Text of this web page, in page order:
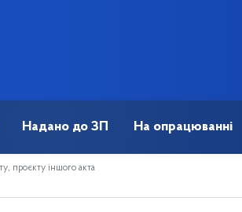
Надано до ЗП На опрацюванні
проєкту іншого акта